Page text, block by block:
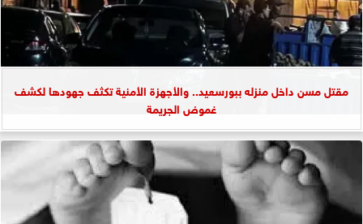
مقتل مسن داخل منزله ببورسعيد.. والأجهزة الأمنية تكثف جهودها لكشف
غموض الجريمة